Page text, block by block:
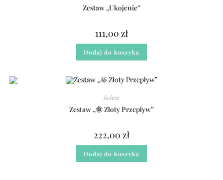
Zestaw „Ukojenie”
111,00 zł
Dodaj do koszyka
świece
Zestaw „🌞 Złoty Przepływ”
222,00 zł
Dodaj do koszyka